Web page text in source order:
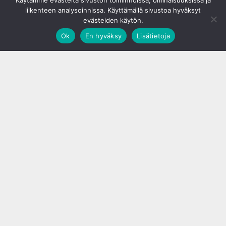
liikenteen analysoinnissa. Käyttämällä sivustoa hyväksyt
evästeiden käytön.
Ok
En hyväksy Lisätietoja